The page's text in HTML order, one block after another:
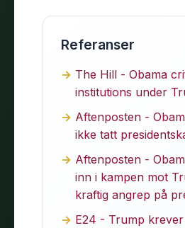
Referanser
The Hill - Obama
institutions under
Aftenposten -
ikke tatt
Aftenposten -
inn i kampen mot
kraftig angrep på
E24 - Trump